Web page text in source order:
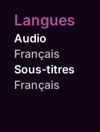
Langues
Audio
Français
Sous-titres
Français